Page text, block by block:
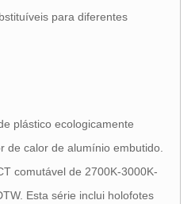
para diferentes
plástico ecologicamente
de calor de alumínio embutido.
comutável de 2700K-3000K-
Esta série inclui holofotes